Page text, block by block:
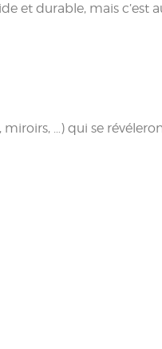
et durable, mais c’est
…) qui se